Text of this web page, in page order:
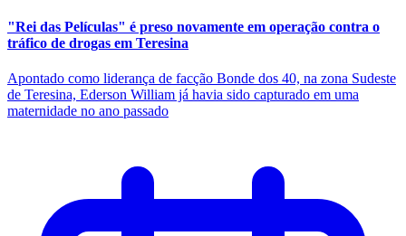
"Rei das Películas" é preso novamente em operação contra o
tráfico de drogas em Teresina
Apontado como liderança de facção Bonde dos 40, na zona Sudeste
de Teresina, Ederson William já havia sido capturado em uma
maternidade no ano passado